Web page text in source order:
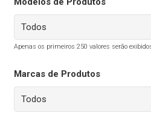
Apenas os primeiros 250 valores serão
Marcas de Produtos